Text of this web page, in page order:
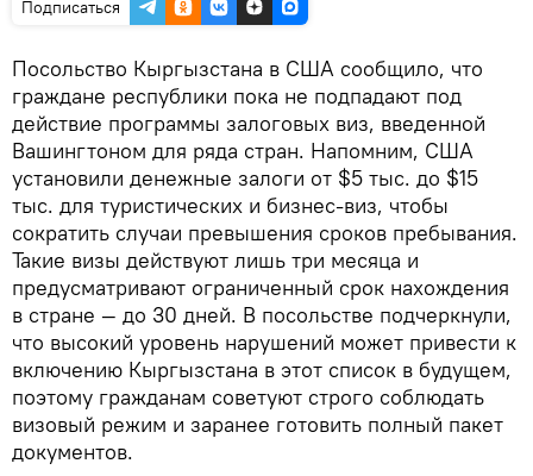
Подписаться
Посольство Кыргызстана в США сообщило, что
граждане республики пока не подпадают под
действие программы залоговых виз, введенной
Вашингтоном для ряда стран. Напомним, США
установили денежные залоги от $5 тыс. до $15
тыс. для туристических и бизнес-виз, чтобы
сократить случаи превышения сроков пребывания.
Такие визы действуют лишь три месяца и
предусматривают ограниченный срок нахождения
в стране — до 30 дней. В посольстве подчеркнули,
что высокий уровень нарушений может привести к
включению Кыргызстана в этот список в будущем,
поэтому гражданам советуют строго соблюдать
визовый режим и заранее готовить полный пакет
документов.